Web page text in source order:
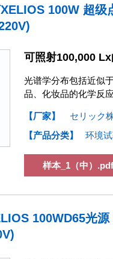
100W 超
可照射100,000
光谱学分布包括近似
品、化妆品的化学反
【厂家】
セリック
【产品分类】
环境
样本_1（中）.pdf
100WD65光